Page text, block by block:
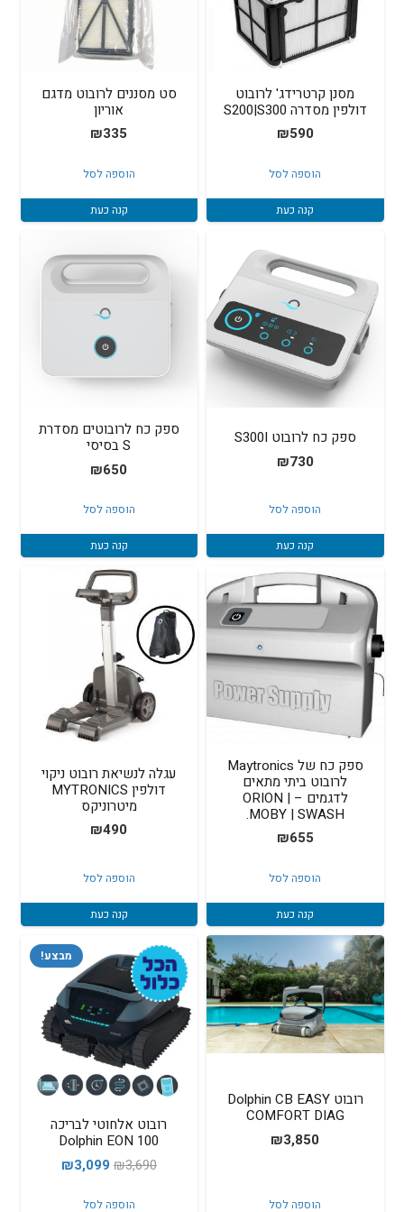
מסנן קרטרידג' לרובוט
דולפין מסדרה S200|S300
₪590
הוספה לסל
קנה כעת
סט מסננים לרובוט מדגם
אוריון
₪335
הוספה לסל
קנה כעת
ספק כח לרובוט S300I
₪730
הוספה לסל
קנה כעת
ספק כח לרובוטים מסדרת
S בסיסי
₪650
הוספה לסל
קנה כעת
ספק כח של Maytronics
לרובוט ביתי מתאים
לדגמים – ORION |
MOBY | SWASH.
₪655
הוספה לסל
קנה כעת
עגלה לנשיאת רובוט ניקוי
דולפין MYTRONICS
מיטרוניקס
₪490
הוספה לסל
קנה כעת
רובוט Dolphin CB EASY
COMFORT DIAG
₪3,850
הוספה לסל
מבצע!
רובוט אלחוטי לבריכה
Dolphin EON 100
₪3,690
המחיר₪3,099
הוספה לסל